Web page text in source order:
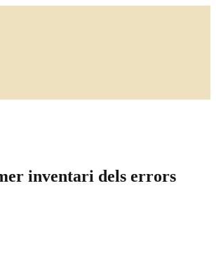
inventari dels errors